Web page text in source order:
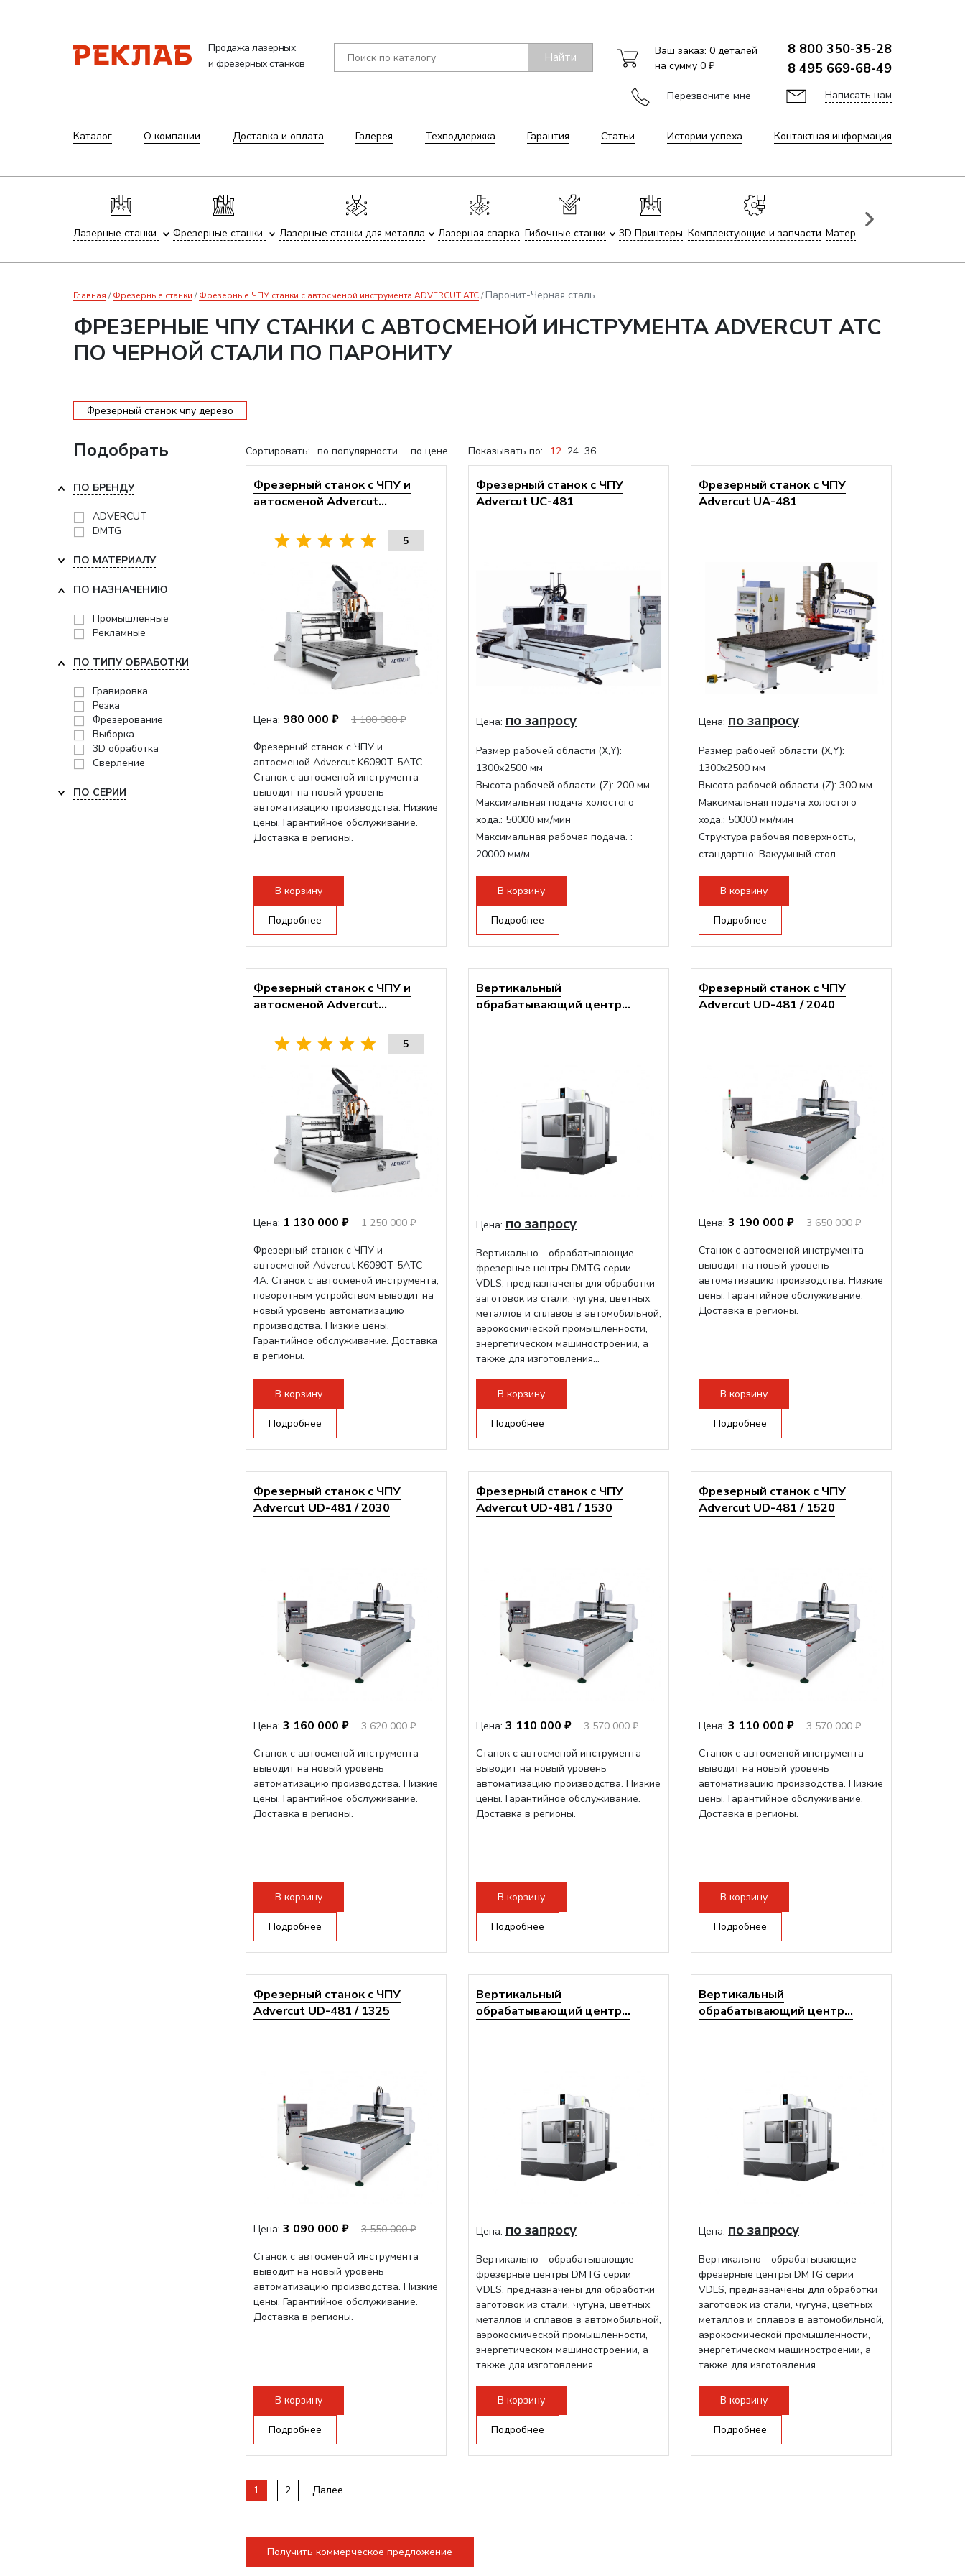
Продажа лазерных
и фрезерных станков
Найти Ваш заказ: 0деталей
на сумму 0 ₽
8 800 350-35-28
8 495 669-68-49
Перезвоните мне Написать нам
Каталог О компании Доставка и оплата Галерея Техподдержка Гарантия Статьи Истории успеха Контактная информация
Лазерные станки Фрезерные станки Лазерные станки для металла Лазерная сварка Гибочные станки 3D Принтеры Комплектующие и запчасти Материалы для лазерной
Главная Фрезерные станки Фрезерные ЧПУ станки с автосменой инструмента ADVERCUT ATC Паронит-Черная сталь
ФРЕЗЕРНЫЕ ЧПУ СТАНКИ С АВТОСМЕНОЙ ИНСТРУМЕНТА ADVERCUT ATC
ПО ЧЕРНОЙ СТАЛИ ПО ПАРОНИТУ
Фрезерный станок чпу дерево
Сортировать: по популярности по цене Показывать по: 12 24 36
Фрезерный станок с ЧПУ и
автосменой Advercut...
5
Цена: 980 000 ₽
1 100 000 ₽
Фрезерный станок с ЧПУ и
автосменой Advercut K6090T-5ATC.
Станок с автосменой инструмента
выводит на новый уровень
автоматизацию производства. Низкие
цены. Гарантийное обслуживание.
Доставка в регионы.
В корзину
Подробнее
Фрезерный станок с ЧПУ
Advercut UС-481
Цена: по запросу
Размер рабочей области (Х,Y):
1300x2500 мм
Высота рабочей области (Z): 200 мм
Максимальная подача холостого
хода.: 50000 мм/мин
Максимальная рабочая подача. :
20000 мм/м
стандартно:Вакуумный стол
Цанговый патрон:ER32
Мощность шпинделя:
В корзину
Подробнее
Фрезерный станок с ЧПУ
Advercut UA-481
Цена: по запросу
Размер рабочей области (Х,Y):
1300x2500 мм
Высота рабочей области (Z): 300 мм
Максимальная подача холостого
хода.: 50000 мм/мин
Структура рабочая поверхность,
стандартно: Вакуумный стол
Мощность инвертора:
Охлаждение шпинделя:
В корзину
Подробнее
Фрезерный станок с ЧПУ и
автосменой Advercut...
5
Цена: 1 130 000 ₽
1 250 000 ₽
Фрезерный станок с ЧПУ и
автосменой Advercut K6090T-5ATC
4A. Станок с автосменой инструмента,
поворотным устройством выводит на
новый уровень автоматизацию
производства. Низкие цены.
Гарантийное обслуживание. Доставка
в регионы.
В корзину
Подробнее
Вертикальный
обрабатывающий центр...
Цена: по запросу
Вертикально - обрабатывающие
фрезерные центры DMTG серии
VDLS, предназначены для обработки
заготовок из стали, чугуна, цветных
металлов и сплавов в автомобильной,
аэрокосмической промышленности,
энергетическом машиностроении, а
также для изготовления...
В корзину
Подробнее
Фрезерный станок с ЧПУ
Advercut UD-481 / 2040
Цена: 3 190 000 ₽
3 650 000 ₽
Станок с автосменой инструмента
выводит на новый уровень
автоматизацию производства. Низкие
цены. Гарантийное обслуживание.
Доставка в регионы.
В корзину
Подробнее
Фрезерный станок с ЧПУ
Advercut UD-481 / 2030
Цена: 3 160 000 ₽
3 620 000 ₽
Станок с автосменой инструмента
выводит на новый уровень
автоматизацию производства. Низкие
цены. Гарантийное обслуживание.
Доставка в регионы.
В корзину
Подробнее
Фрезерный станок с ЧПУ
Advercut UD-481 / 1530
Цена: 3 110 000 ₽
3 570 000 ₽
Станок с автосменой инструмента
выводит на новый уровень
автоматизацию производства. Низкие
цены. Гарантийное обслуживание.
Доставка в регионы.
В корзину
Подробнее
Фрезерный станок с ЧПУ
Advercut UD-481 / 1520
Цена: 3 110 000 ₽
3 570 000 ₽
Станок с автосменой инструмента
выводит на новый уровень
автоматизацию производства. Низкие
цены. Гарантийное обслуживание.
Доставка в регионы.
В корзину
Подробнее
Фрезерный станок с ЧПУ
Advercut UD-481 / 1325
Цена: 3 090 000 ₽
3 550 000 ₽
Станок с автосменой инструмента
выводит на новый уровень
автоматизацию производства. Низкие
цены. Гарантийное обслуживание.
Доставка в регионы.
В корзину
Подробнее
Вертикальный
обрабатывающий центр...
Цена: по запросу
Вертикально - обрабатывающие
фрезерные центры DMTG серии
VDLS, предназначены для обработки
заготовок из стали, чугуна, цветных
металлов и сплавов в автомобильной,
аэрокосмической промышленности,
энергетическом машиностроении, а
также для изготовления...
В корзину
Подробнее
Вертикальный
обрабатывающий центр...
Цена: по запросу
Вертикально - обрабатывающие
фрезерные центры DMTG серии
VDLS, предназначены для обработки
заготовок из стали, чугуна, цветных
металлов и сплавов в автомобильной,
аэрокосмической промышленности,
энергетическом машиностроении, а
также для изготовления...
В корзину
Подробнее
1 2 Далее
Получить коммерческое предложение
Подобрать
ПО БРЕНДУ
ADVERCUT
DMTG
ПО МАТЕРИАЛУ
ПО НАЗНАЧЕНИЮ
Промышленные
Рекламные
ПО ТИПУ ОБРАБОТКИ
Гравировка
Резка
Фрезерование
Выборка
3D обработка
Сверление
ПО СЕРИИ